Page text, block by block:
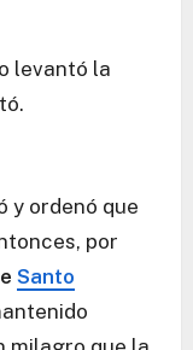
levantó la
y ordenó que
por
Santo